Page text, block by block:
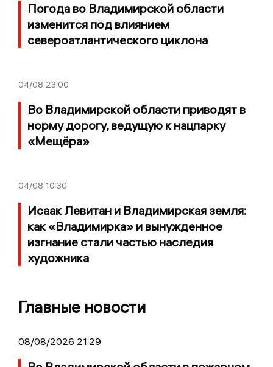
Погода во Владимирской области
изменится под влиянием
североатлантического циклона
04/08 23:00
Во Владимирской области приводят в
норму дорогу, ведущую к нацпарку
«Мещёра»
04/08 10:30
Исаак Левитан и Владимирская земля:
как «Владимирка» и вынужденное
изгнание стали частью наследия
художника
Главные новости
08/08/2026 21:29